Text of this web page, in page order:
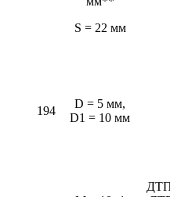
S = 22 мм
194
D = 5 мм,
D1 = 10 мм